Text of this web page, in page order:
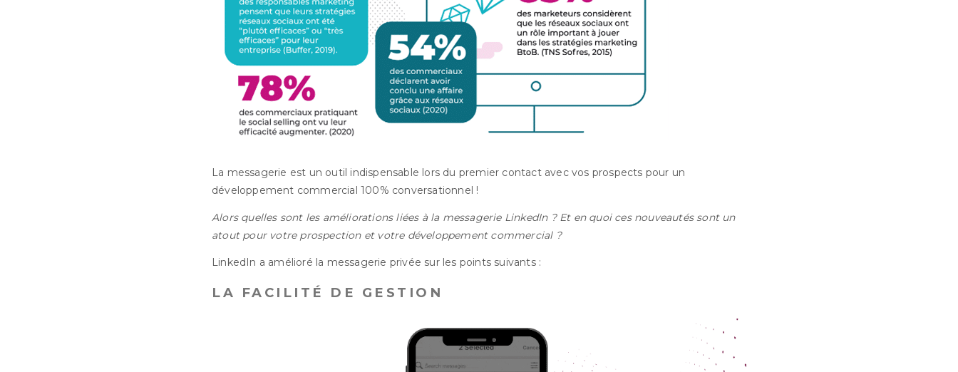
La messagerie est un outil indispensable lors du premier contact avec vos prospects pour un
développement commercial 100% conversationnel !
Alors quelles sont les améliorations liées à la messagerie LinkedIn ? Et en quoi ces nouveautés sont un
atout pour votre prospection et votre développement commercial ?
LinkedIn a amélioré la messagerie privée sur les points suivants :
LA FACILITÉ DE GESTION